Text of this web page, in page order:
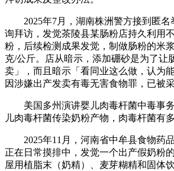
2025年7月，湖南株洲警方接到匿名
询拜访，发觉茶陵县某肠粉店持久利用
粉，后续检测成果发觉，制做肠粉的米
克/公斤。店从暗示，添加硼砂是为了让
卖」，而且暗示「看同业这么做，认为
因涉嫌出产发卖有毒无害食物罪，已被
美国多州演讲婴儿肉毒杆菌中毒事务
儿肉毒杆菌传染奶粉产物，肉毒杆菌有
2025年11月，河南省中牟县食物药
正在日常摸排中，发觉一个出产假奶粉
屋用植脂末（奶精）、麦芽糊精和固体